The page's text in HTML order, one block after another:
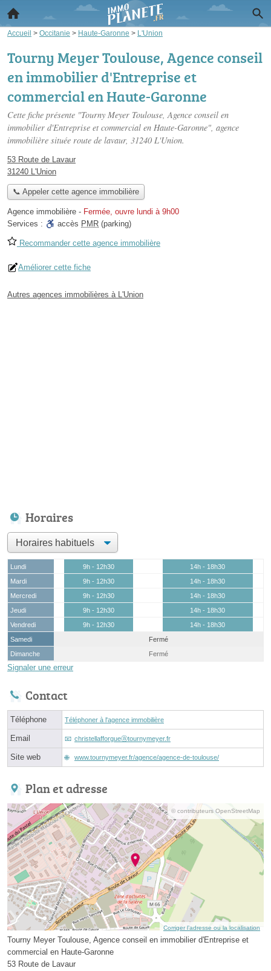
Accueil > Occitanie > Haute-Garonne > L'Union
Tourny Meyer Toulouse, Agence conseil
en immobilier d'Entreprise et
commercial en Haute-Garonne
Cette fiche présente "Tourny Meyer Toulouse, Agence conseil en
immobilier d'Entreprise et commercial en Haute-Garonne", agence
immobilière située route de lavaur, 31240 L'Union.
53 Route de Lavaur
31240 L'Union
📞 Appeler cette agence immobilière
Agence immobilière - Fermée, ouvre lundi à 9h00
Services :
accès PMR (parking)
Recommander cette agence immobilière
Améliorer cette fiche
Autres agences immobilières à L'Union
Horaires
Lundi 9h - 12h30
14h - 18h30
Mardi
9h - 12h30
14h - 18h30
Mercredi
9h - 12h30
14h - 18h30
Jeudi
9h - 12h30
14h - 18h30
Vendredi
9h - 12h30
14h - 18h30
Samedi
Fermé
Dimanche
Fermé
Signaler une erreur
Contact
Téléphone Téléphoner à l'agence immobilière
Email christellafforgueⓐtournymeyer.fr
Site web www.tournymeyer.fr/agence/agence-de-toulouse/
Plan et adresse
© contributeurs OpenStreetMap
Corriger l’adresse ou la localisation
Tourny Meyer Toulouse, Agence conseil en immobilier d'Entreprise et
commercial en Haute-Garonne
53 Route de Lavaur